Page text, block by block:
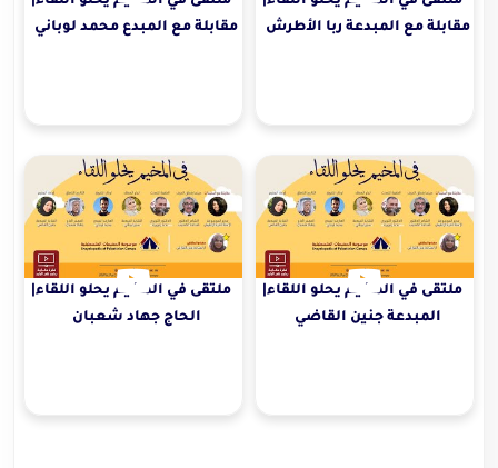
مقابلة مع المبدعة ربا الأطرش
مقابلة مع المبدع محمد لوباني
ملتقى في المخيم يحلو اللقاء|
المبدعة جنين القاضي
ملتقى في المخيم يحلو اللقاء|
الحاج جهاد شعبان